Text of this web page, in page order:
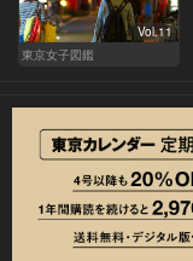
Vol.11
東京女子図鑑